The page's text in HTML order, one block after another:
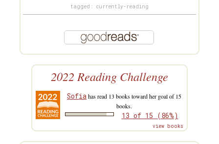
tagged: currently-reading
2022 Reading Challenge
Sofiahas read 13 books toward her goal of 15
books.
13 of 15 (86%)
view books